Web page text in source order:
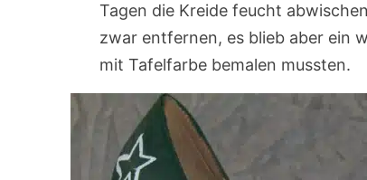
Tagen die Kreide feucht
zwar entfernen, es blieb aber ein
mit Tafelfarbe bemalen mussten.